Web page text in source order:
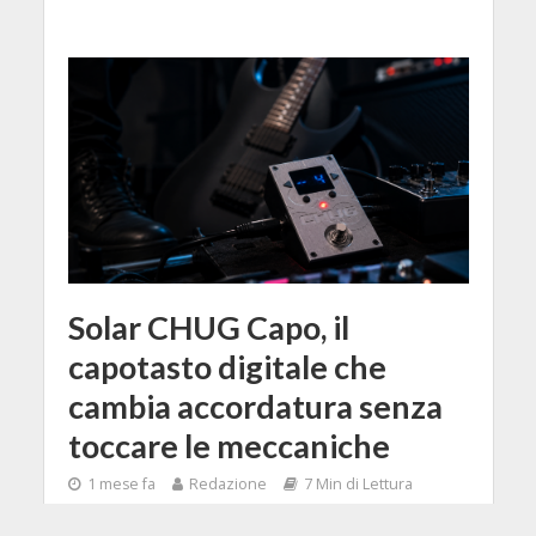
Solar CHUG Capo, il
capotasto digitale che
cambia accordatura senza
toccare le meccaniche
1 mese fa Redazione 7 Min di Lettura